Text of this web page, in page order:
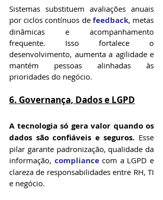
Sistemas substituem avaliações anuais
por ciclos contínuos de feedback, metas
dinâmicas e acompanhamento
frequente. Isso fortalece o
desenvolvimento, aumenta a agilidade e
mantém pessoas alinhadas às
prioridades do negócio.
6. Governança, Dados e LGPD
A tecnologia só gera valor quando os
dados são confiáveis e seguros. Esse
pilar garante padronização, qualidade da
informação, compliance com a LGPD e
clareza de responsabilidades entre RH, TI
e negócio.